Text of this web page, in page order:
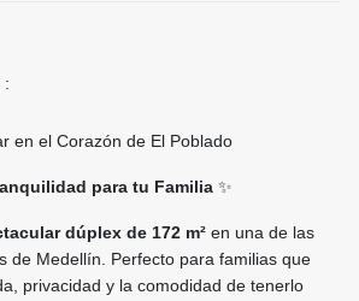
:
en el Corazón de El Poblado
para tu Familia ✨
dúplex de 172 m² en una de las
de Medellín. Perfecto para familias que
privacidad y la comodidad de tenerlo